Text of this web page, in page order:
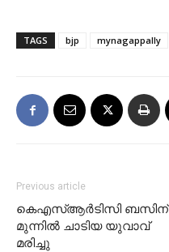
TAGS bjp mynagappally
Previous article
കെഎസ്ആർടിസി ബസിന്
മുന്നിൽ ചാടിയ യുവാവ്
മരിച്ചു